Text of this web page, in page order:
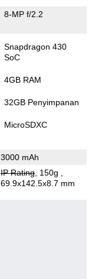
8-MP f/2.2
Snapdragon 430
SoC
4GB RAM
32GB Penyimpanan
MicroSDXC
3000 mAh
IP Rating, 150g
69.9x142.5x8.7 mm